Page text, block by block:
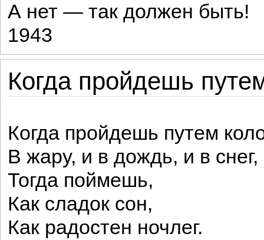
А нет — так должен быть!
1943
Когда пройдешь
Когда пройдешь путем
В жару, и в дождь, и в снег,
Тогда поймешь,
Как сладок сон,
Как радостен ночлег.